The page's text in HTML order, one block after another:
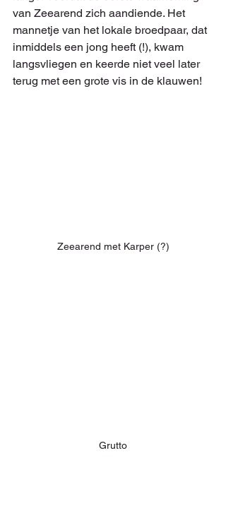
van Zeearend zich aandiende. Het
mannetje van het lokale broedpaar, dat
inmiddels een jong heeft (!), kwam
langsvliegen en keerde niet veel later
terug met een grote vis in de klauwen!
Zeearend met Karper (?)
Grutto